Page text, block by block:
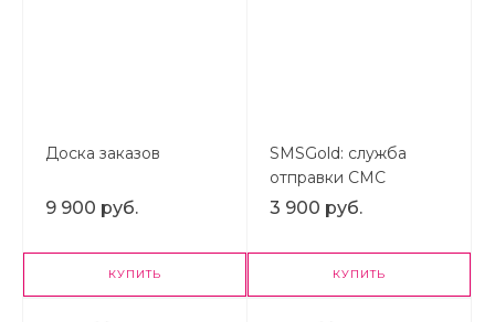
Доска заказов
9 900 руб.
КУПИТЬ
SMSGold: служба
отправки СМС
3 900 руб.
КУПИТЬ